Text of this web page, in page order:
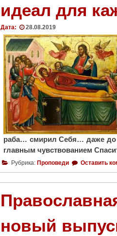
т
Г
о
с
п
о
д
ь
"
идеал для
Дата: 28.08.2019
раба… смирил Себя… даже до
главным чувствованием
Рубрика: Проповеди Оставить
новый